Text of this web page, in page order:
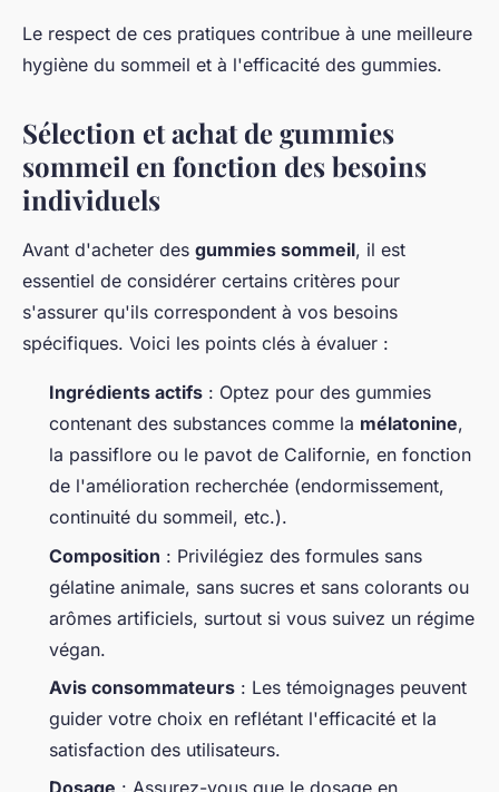
Le respect de ces pratiques contribue à une meilleure
hygiène du sommeil et à l'efficacité des gummies.
Sélection et achat de gummies
sommeil en fonction des besoins
individuels
Avant d'acheter des gummies sommeil, il est
essentiel de considérer certains critères pour
s'assurer qu'ils correspondent à vos besoins
spécifiques. Voici les points clés à évaluer :
Ingrédients actifs : Optez pour des gummies
contenant des substances comme la mélatonine,
la passiflore ou le pavot de Californie, en fonction
de l'amélioration recherchée (endormissement,
continuité du sommeil, etc.).
Composition : Privilégiez des formules sans
gélatine animale, sans sucres et sans colorants ou
arômes artificiels, surtout si vous suivez un régime
végan.
Avis consommateurs : Les témoignages peuvent
guider votre choix en reflétant l'efficacité et la
satisfaction des utilisateurs.